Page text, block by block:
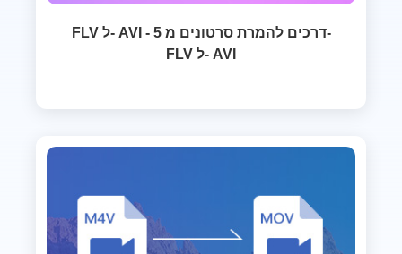
FLV ל- AVI - 5 דרכים להמרת סרטונים מ-
FLV ל- AVI